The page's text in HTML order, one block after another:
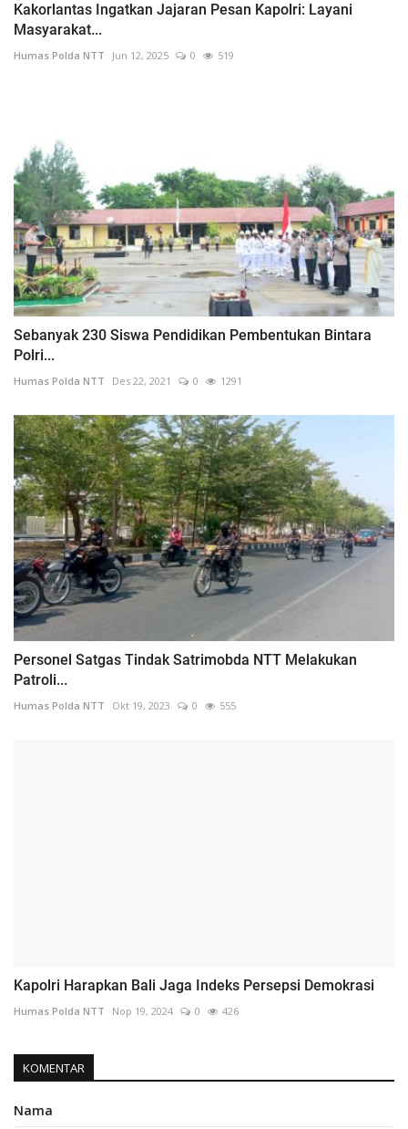
Kakorlantas Ingatkan Jajaran Pesan Kapolri: Layani
Masyarakat...
Humas Polda NTT Jun 12, 2025 0 519
Sebanyak 230 Siswa Pendidikan Pembentukan Bintara
Polri...
Humas Polda NTT Des 22, 2021 0 1291
Personel Satgas Tindak Satrimobda NTT Melakukan
Patroli...
Humas Polda NTT Okt 19, 2023 0 555
Kapolri Harapkan Bali Jaga Indeks Persepsi Demokrasi
Humas Polda NTT Nop 19, 2024 0 426
KOMENTAR
Nama